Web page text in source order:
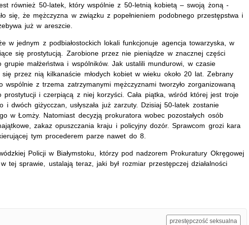
również 50-latek, który wspólnie z 50-letnią kobietą – swoją żoną -
się, że mężczyzna w związku z popełnieniem podobnego przestępstwa i
już w areszcie.
w jednym z podbiałostockich lokali funkcjonuje agencja towarzyska, w
się prostytucją. Zarobione przez nie pieniądze w znacznej części
grupie małżeństwa i wspólników. Jak ustalili mundurowi, w czasie
się przez nią kilkanaście młodych kobiet w wieku około 20 lat. Zebrany
wspólnie z trzema zatrzymanymi mężczyznami tworzyło zorganizowaną
prostytucji i czerpiącą z niej korzyści. Cała piątka, wśród której jest troje
i dwóch giżycczan, usłyszała już zarzuty. Dzisiaj 50-latek zostanie
w Łomży. Natomiast decyzją prokuratora wobec pozostałych osób
zakaz opuszczania kraju i policyjny dozór. Sprawcom grozi kara
tym procederem parze nawet do 8.
Policji w Białymstoku, którzy pod nadzorem Prokuratury Okręgowej
tej sprawie, ustalają teraz, jaki był rozmiar przestępczej działalności
przestępczość seksualna